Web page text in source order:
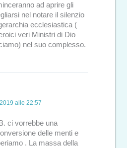
ad aprire gli
nel notare il silenzio
ecclesiastica (
veri Ministri di Dio
nel suo complesso.
alle 22:57
ci vorrebbe una
delle menti e
. La massa della